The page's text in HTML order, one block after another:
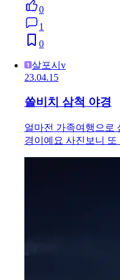
0
1
0
살포시v
23.04.15
쏠비치 삼척 야경
얼마전 가족여행으로
경이예요 사진보니 또